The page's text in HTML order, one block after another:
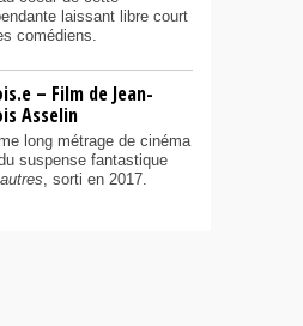
laissant libre court
comédiens.
– Film de Jean-
Asselin
long métrage de cinéma
suspense fantastique
, sorti en 2017.